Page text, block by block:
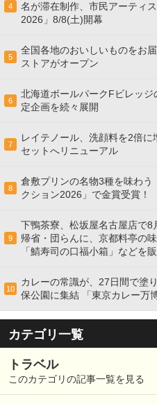
4
名が滞在制作、市民アーティ
2026」8/8(土)開幕
5
全国各地のおいしいものをお
ストアがオープン
6
北海道ボールパークFビレッ
定企画を続々展開
7
レイテノール、洗顔料を2倍
セットへリニューアル
8
倉敷プリンの名物3種を味わう
クション2026」で金賞受賞！
9
下鴨茶寮、松坂屋名古屋店で
帰省・団らんに、京都料亭の
「鯖寿司の口福小箱」などを
10
カレーの常識が、27日間で塗
保公園に集結 「東京カレー万
カテゴリ一覧
トラベル
このカテゴリの記事一覧を見る